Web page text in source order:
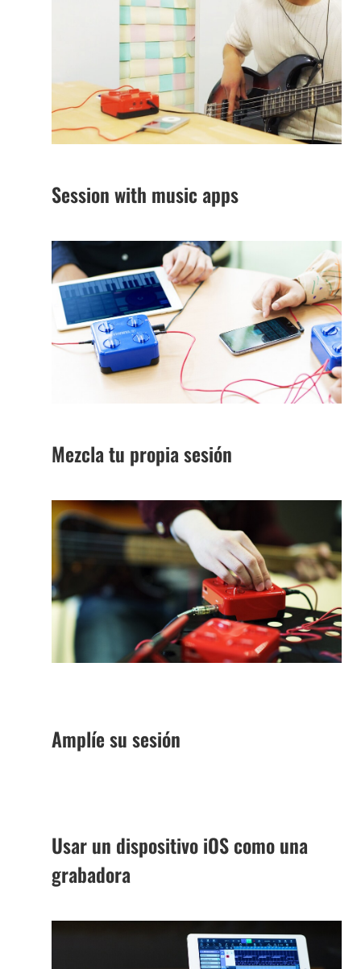
Session with music apps
Mezcla tu propia sesión
Amplíe su sesión
Usar un dispositivo iOS como una
grabadora